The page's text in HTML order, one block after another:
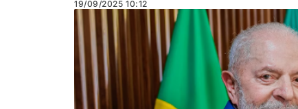
19/09/2025 10:12